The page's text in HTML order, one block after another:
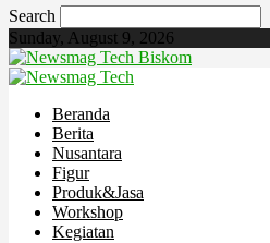
Search
Sunday, August 9, 2026
Biskom
Beranda
Berita
Nusantara
Figur
Produk&Jasa
Workshop
Kegiatan